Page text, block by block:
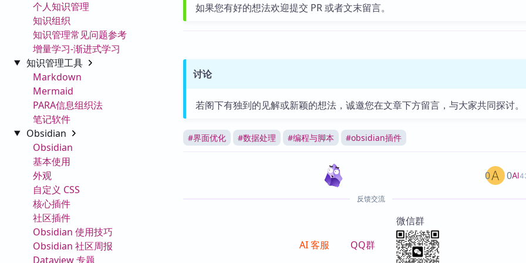
个人知识管理
知识组织
知识管理常见问题参考
增量学习-渐进式学习
知识管理工具
Markdown
Mermaid
PARA信息组织法
笔记软件
Obsidian
Obsidian
基本使用
外观
自定义 CSS
核心插件
社区插件
Obsidian 使用技巧
Obsidian 社区周报
Dataview 专题
如果您有好的想法欢迎提交 PR 或者文末留言。
讨论
若阁下有独到的见解或新颖的想法，诚邀您在文章下方留言，与大家共同探讨。
#界面优化 #数据处理 #编程与脚本 #obsidian插件
AI
0 0
反馈交流
AI 客服 QQ群
微信群